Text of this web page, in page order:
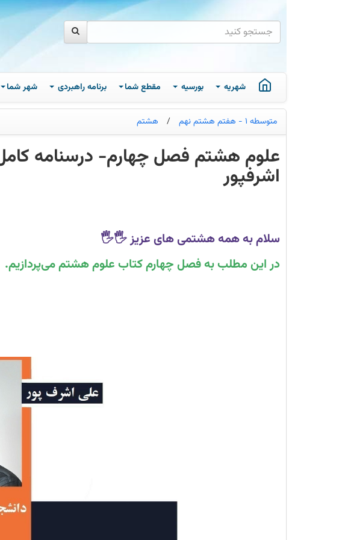
شهریه بورسیه مقطع شما برنامه راهبردی شهر شما
متوسطه 1 - هفتم هشتم نهم / هشتم
علوم هشتم فصل چهارم- درسنامه
اشرفپور
درسنامه
کامل
تصویری
+
تست
سلام به همه هشتمی های عزیز 🖐🖐
در این مطلب به فصل چهارم کتاب علوم هشتم می‌پردازیم.